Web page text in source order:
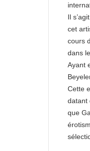
Il
cet
cours
dans
Ayant
Cette
datant
que